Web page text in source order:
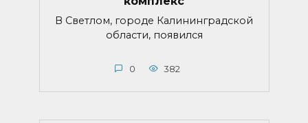
В Светлом, городе Калининградской
области, появился
0 382